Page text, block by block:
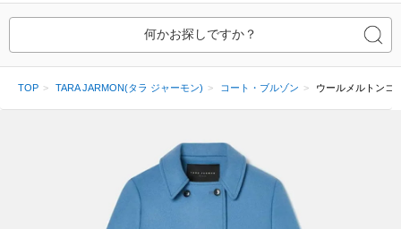
何かお探しですか？
TOP TARA JARMON(タラ ジャーモン) コート・ブルゾン ウールメルトンコ